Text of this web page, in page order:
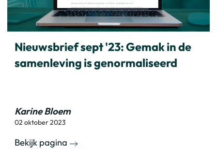
Nieuwsbrief sept '23: Gemak in de
samenleving is genormaliseerd
Karine Bloem
02 oktober 2023
Bekijk pagina